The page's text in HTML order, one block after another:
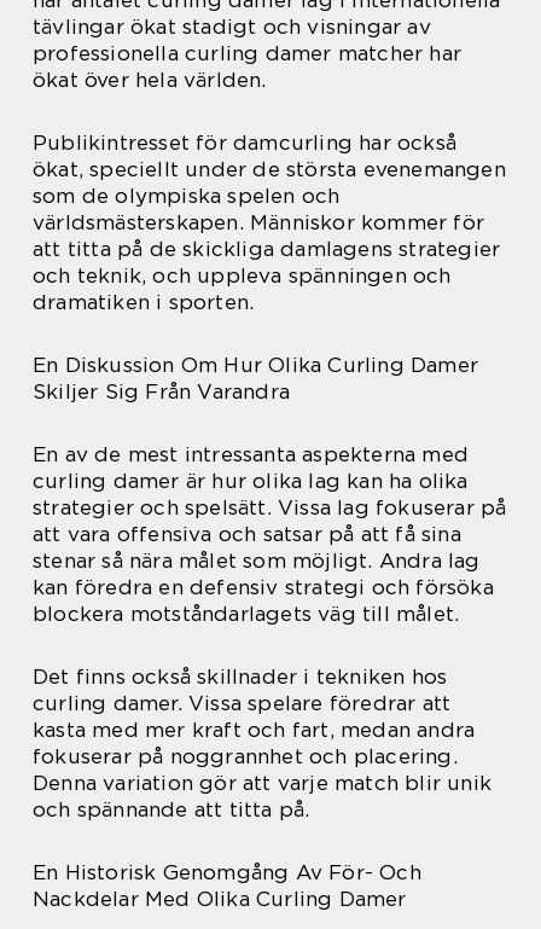
tävlingar ökat stadigt och visningar av
professionella curling damer matcher har
ökat över hela världen.
Publikintresset för damcurling har också
ökat, speciellt under de största evenemangen
som de olympiska spelen och
världsmästerskapen. Människor kommer för
att titta på de skickliga damlagens strategier
och teknik, och uppleva spänningen och
dramatiken i sporten.
En Diskussion Om Hur Olika Curling Damer
Skiljer Sig Från Varandra
En av de mest intressanta aspekterna med
curling damer är hur olika lag kan ha olika
strategier och spelsätt. Vissa lag fokuserar på
att vara offensiva och satsar på att få sina
stenar så nära målet som möjligt. Andra lag
kan föredra en defensiv strategi och försöka
blockera motståndarlagets väg till målet.
Det finns också skillnader i tekniken hos
curling damer. Vissa spelare föredrar att
kasta med mer kraft och fart, medan andra
fokuserar på noggrannhet och placering.
Denna variation gör att varje match blir unik
och spännande att titta på.
En Historisk Genomgång Av För- Och
Nackdelar Med Olika Curling Damer